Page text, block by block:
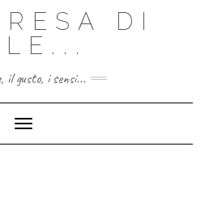
DI
il gusto, i sensi...
Toggle Navigation